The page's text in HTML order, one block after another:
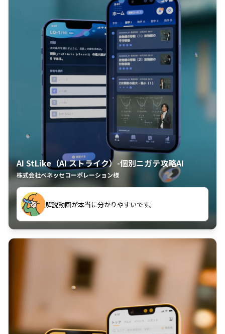
AI StLike（AI ストライク）-個別ニガテ攻略AI
株式会社ベネッセコーポレーション様
古文漢文を主に使わせていただいているが、復習する
のに非常に役立っている。
解説動画が本当に分かりやすいです。